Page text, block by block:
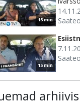
15 min
15 min
arhiivis